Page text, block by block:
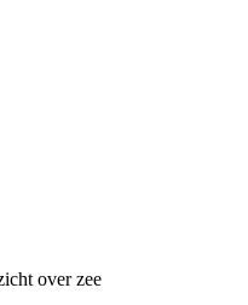
over zee